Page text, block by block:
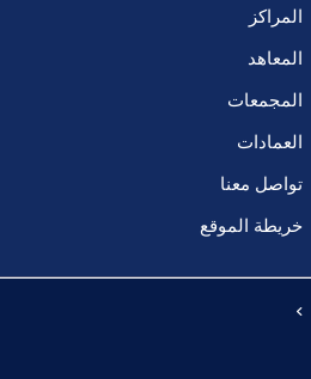
المراكز
المعاهد
المجمعات
العمادات
تواصل معنا
خريطة الموقع